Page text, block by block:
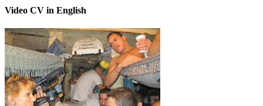
Video CV in English